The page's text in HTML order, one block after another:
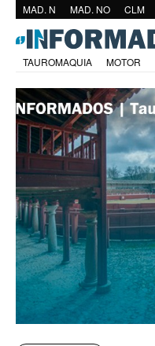
MAD. N MAD. NO CLM
TAUROMAQUIA MOTOR